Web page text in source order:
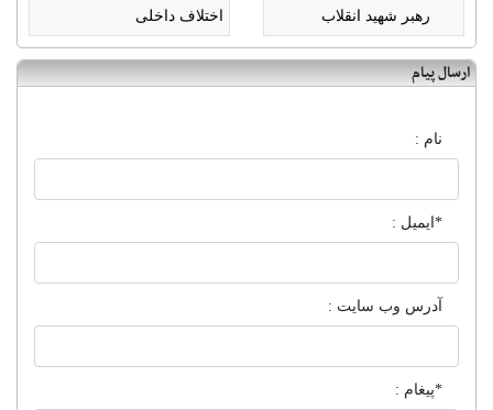
رهبر شهید انقلاب
اختلاف داخلی
ارسال پیام
نام :
*ایمیل :
آدرس وب سایت :
*پیغام :